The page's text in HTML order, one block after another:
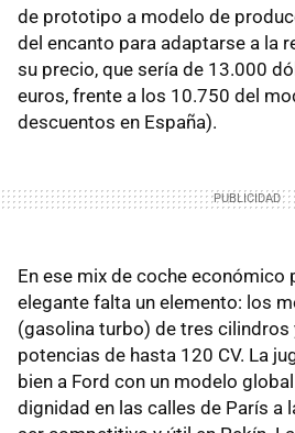
de prototipo a modelo de
del encanto para adaptarse a la
su precio, que sería de 13.000
euros, frente a los 10.750 del
descuentos en España).
En ese mix de coche económico
elegante falta un elemento: los
(gasolina turbo) de tres cilindros
potencias de hasta 120 CV. La
bien a Ford con un modelo
dignidad en las calles de París a